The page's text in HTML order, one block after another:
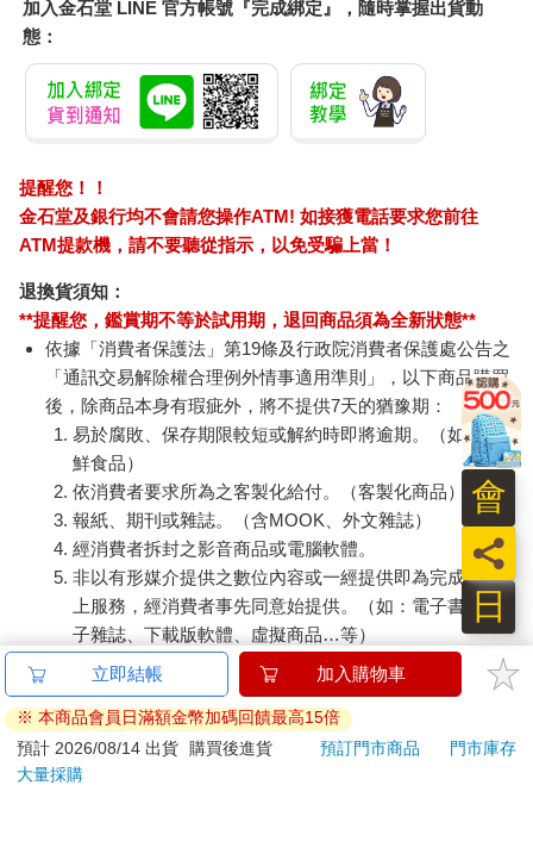
加入金石堂 LINE 官方帳號『完成綁定』，隨時掌握出貨動
態：
提醒您！！
金石堂及銀行均不會請您操作ATM! 如接獲電話要求您前往
ATM提款機，請不要聽從指示，以免受騙上當！
退換貨須知：
**提醒您，鑑賞期不等於試用期，退回商品須為全新狀態**
依據「消費者保護法」第19條及行政院消費者保護處公告之
「通訊交易解除權合理例外情事適用準則」，以下商品購買
後，除商品本身有瑕疵外，將不提供7天的猶豫期：
易於腐敗、保存期限較短或解約時即將逾期。（如：生
鮮食品）
依消費者要求所為之客製化給付。（客製化商品）
報紙、期刊或雜誌。（含MOOK、外文雜誌）
經消費者拆封之影音商品或電腦軟體。
非以有形媒介提供之數位內容或一經提供即為完成之線
上服務，經消費者事先同意始提供。（如：電子書、電
子雜誌、下載版軟體、虛擬商品…等）
已拆封之個人衛生用品。（如：內衣褲、刮鬍刀、除毛
刀…等）
若非上列種類商品，均享有到貨7天的猶豫期（含例假
日）。
辦理退換貨時，商品（組合商品恕無法接受單獨退貨）必須
立即結帳 加入購物車
※ 本商品會員日滿額金幣加碼回饋最高15倍
預計 2026/08/14 出貨
購買後進貨 預訂門市商品
門市庫存
大量採購
日
員
會